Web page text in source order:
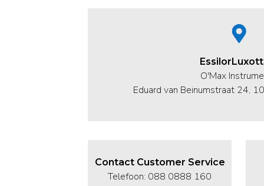
O'Max
Eduard van Beinumstraat 24,
Contact Customer Service
Telefoon: 088 0888 160